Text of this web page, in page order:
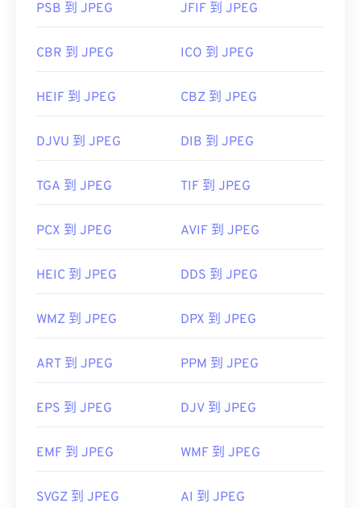
PSB 到 JPEG JFIF 到 JPEG
CBR 到 JPEG ICO 到 JPEG
HEIF 到 JPEG CBZ 到 JPEG
DJVU 到 JPEG DIB 到 JPEG
TGA 到 JPEG TIF 到 JPEG
PCX 到 JPEG AVIF 到 JPEG
HEIC 到 JPEG DDS 到 JPEG
WMZ 到 JPEG DPX 到 JPEG
ART 到 JPEG PPM 到 JPEG
EPS 到 JPEG DJV 到 JPEG
EMF 到 JPEG WMF 到 JPEG
SVGZ 到 JPEG AI 到 JPEG